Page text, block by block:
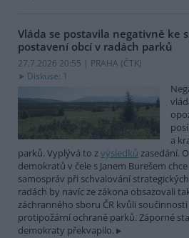
Vláda se postavila negativně ke
postavení obcí v radách parků
27.7.2026 20:55 | PRAHA (ČTK)
Diskuse: 1
a
parků. Vyplývá to zvýsledků zasedání.
demokratů v čele s Janem Burešem
samospráv při schvalování
radách by navíc ze zákona obsazovali
záchranného sboru ČR kvůli
protipožární ochraně parků. Záporné
demokraty překvapilo.